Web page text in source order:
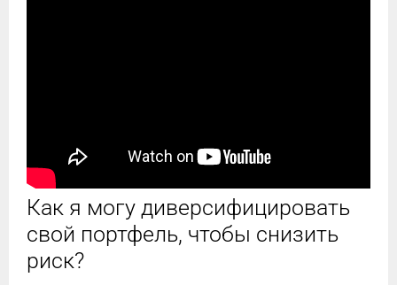
Как я могу диверсифицировать
свой портфель, чтобы снизить
риск?